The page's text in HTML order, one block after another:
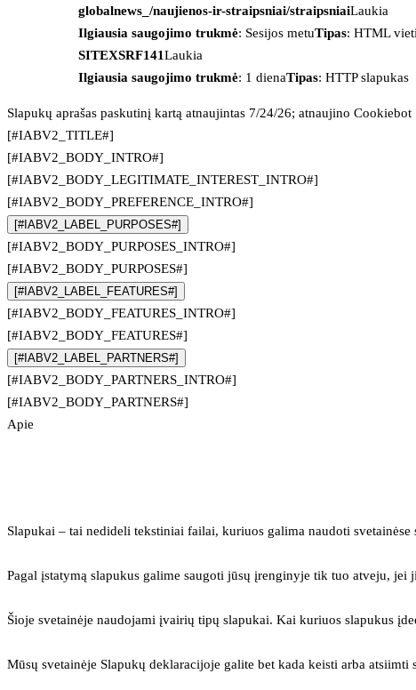
globalnews_/naujienos-ir-straipsniai/straipsniaiLaukia
Ilgiausia saugojimo trukmė: Sesijos metuTipas: HTML
SITEXSRF141Laukia
Ilgiausia saugojimo trukmė: 1 dienaTipas: HTTP slapukas
Slapukų aprašas paskutinį kartą atnaujintas 7/24/26; atnaujino Cookiebot
[#IABV2_TITLE#]
[#IABV2_BODY_INTRO#]
[#IABV2_BODY_LEGITIMATE_INTEREST_INTRO#]
[#IABV2_BODY_PREFERENCE_INTRO#]
[#IABV2_LABEL_PURPOSES#]
[#IABV2_BODY_PURPOSES_INTRO#]
[#IABV2_BODY_PURPOSES#]
[#IABV2_LABEL_FEATURES#]
[#IABV2_BODY_FEATURES_INTRO#]
[#IABV2_BODY_FEATURES#]
[#IABV2_LABEL_PARTNERS#]
[#IABV2_BODY_PARTNERS_INTRO#]
[#IABV2_BODY_PARTNERS#]
Apie
Slapukai – tai nedideli tekstiniai failai, kuriuos galima naudoti
Pagal įstatymą slapukus galime saugoti jūsų įrenginyje tik tuo atveju,
Šioje svetainėje naudojami įvairių tipų slapukai. Kai kuriuos slapukus
Mūsų svetainėje Slapukų deklaracijoje galite bet kada keisti arba atsiimti